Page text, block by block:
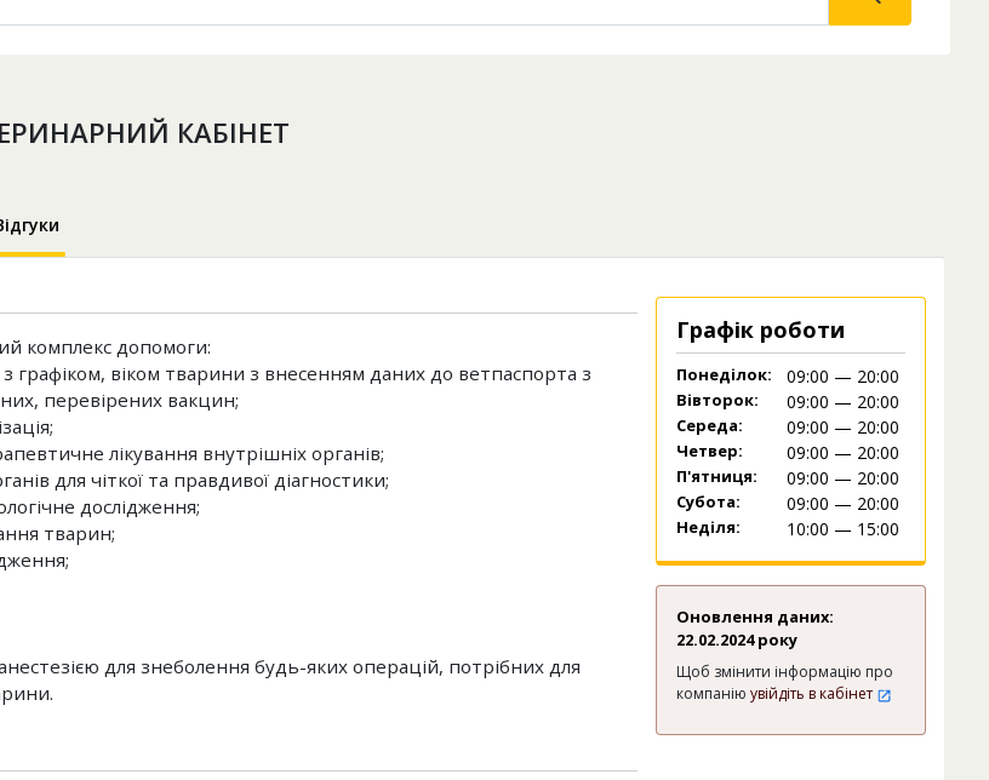
КАБІНЕТ
комплекс допомоги:
з графіком, віком тварини з внесенням даних до ветпаспорта з
перевірених вакцин;
лікування внутрішніх органів;
для чіткої та правдивої діагностики;
дослідження;
тварин;
анестезією для знеболення будь-яких операцій, потрібних для
Графік роботи
Понеділок: 09:00 — 20:00
Вівторок: 09:00 — 20:00
Середа: 09:00 — 20:00
Четвер: 09:00 — 20:00
П'ятниця: 09:00 — 20:00
Субота: 09:00 — 20:00
Неділя: 10:00 — 15:00
Оновлення даних:
22.02.2024 року
Щоб змінити інформацію про
компанію увійдіть в кабінет